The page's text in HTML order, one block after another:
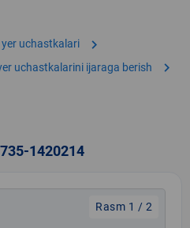
yer uchastkalari chevron_right
uchastkalarini ijaraga berish chevron_right
1420214
Rasm 1 / 2